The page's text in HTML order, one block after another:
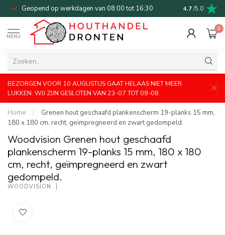
Geopend op werkdagen van 08:00 tot 16:30 Bel of mail
4.7 /5.0
MENU
0
BEZORGEN VOOR 10 AUGUSTUS GAAT HELAAS NIET MEER
LUKKEN. WIJ ZIJN GESLOTEN VAN 23-07 TOT 09-08.
Home /
Grenen hout geschaafd plankenscherm 19-planks 15 mm,
180 x 180 cm, recht, geïmpregneerd en zwart gedompeld.
Woodvision Grenen hout geschaafd
plankenscherm 19-planks 15 mm, 180 x 180
cm, recht, geïmpregneerd en zwart
gedompeld.
WOODVISION